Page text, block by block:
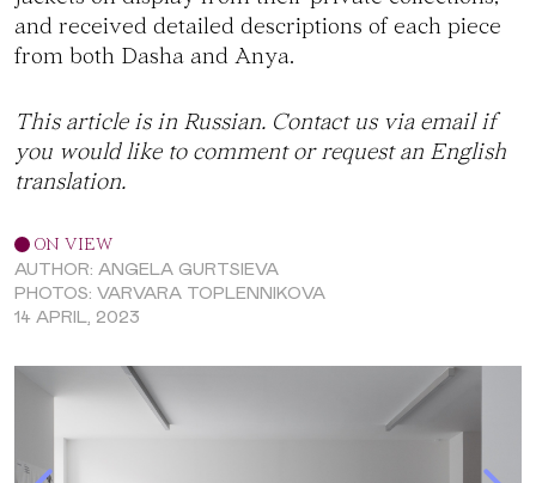
ON VIEW
AUTHOR: ANGELA GURTSIEVA
PHOTOS: VARVARA TOPLENNIKOVA
14 APRIL, 2023
and received detailed descriptions of each piece
from both Dasha and Anya.
This article is in Russian. Contact us via emailif
you would like to comment or request an English
translation.